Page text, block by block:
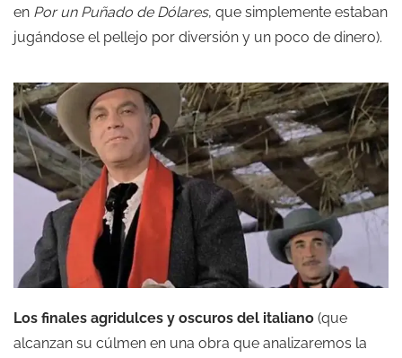
en Por un Puñado de Dólares, que simplemente estaban
jugándose el pellejo por diversión y un poco de dinero).
Los finales agridulces y oscuros del italiano (que
alcanzan su cúlmen en una obra que analizaremos la